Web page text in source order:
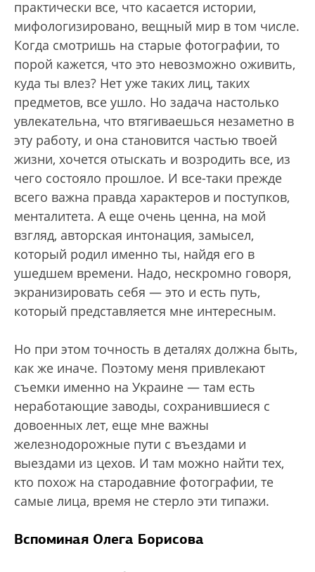
практически все, что касается истории,
мифологизировано, вещный мир в том числе.
Когда смотришь на старые фотографии, то
порой кажется, что это невозможно оживить,
куда ты влез? Нет уже таких лиц, таких
предметов, все ушло. Но задача настолько
увлекательна, что втягиваешься незаметно в
эту работу, и она становится частью твоей
жизни, хочется отыскать и возродить все, из
чего состояло прошлое. И все-таки прежде
всего важна правда характеров и поступков,
менталитета. А еще очень ценна, на мой
взгляд, авторская интонация, замысел,
который родил именно ты, найдя его в
ушедшем времени. Надо, нескромно говоря,
экранизировать себя — это и есть путь,
который представляется мне интересным.
Но при этом точность в деталях должна быть,
как же иначе. Поэтому меня привлекают
съемки именно на Украине — там есть
неработающие заводы, сохранившиеся с
довоенных лет, еще мне важны
железнодорожные пути с въездами и
выездами из цехов. И там можно найти тех,
кто похож на стародавние фотографии, те
самые лица, время не стерло эти типажи.
Вспоминая Олега Борисова